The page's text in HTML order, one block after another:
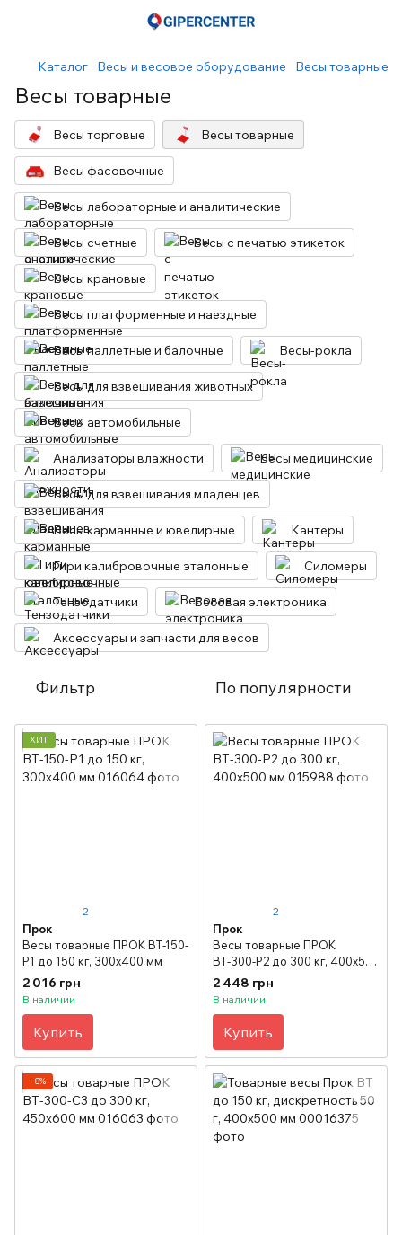
Каталог Весы и весовое оборудование Весы товарные
Весы товарные
Весы торговые Весы товарные
Весы фасовочные
Весы лабораторные и аналитические
Весы счетные Весы с печатью этикеток
Весы крановые
Весы платформенные и наездные
Весы паллетные и балочные Весы-рокла
Весы для взвешивания животных
Весы автомобильные
Анализаторы влажности Весы медицинские
Весы для взвешивания младенцев
Весы карманные и ювелирные Кантеры
Гири калибровочные эталонные Силомеры
Тензодатчики Весовая электроника
Аксессуары и запчасти для весов
Фильтр По популярности
ХИТ
2
Прок
Весы товарные ПРОК ВТ-150-
Р1 до 150 кг, 300х400 мм
2 016 грн
В наличии
Купить
2
Прок
Весы товарные ПРОК
ВТ-300-Р2 до 300 кг, 400х500
мм
2 448 грн
В наличии
Купить
−8%